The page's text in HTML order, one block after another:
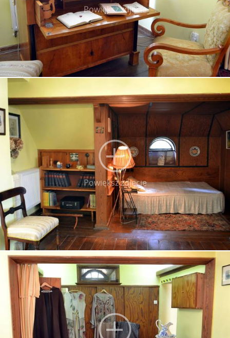
Powiększ zdjęcie
Powiększ zdjęcie